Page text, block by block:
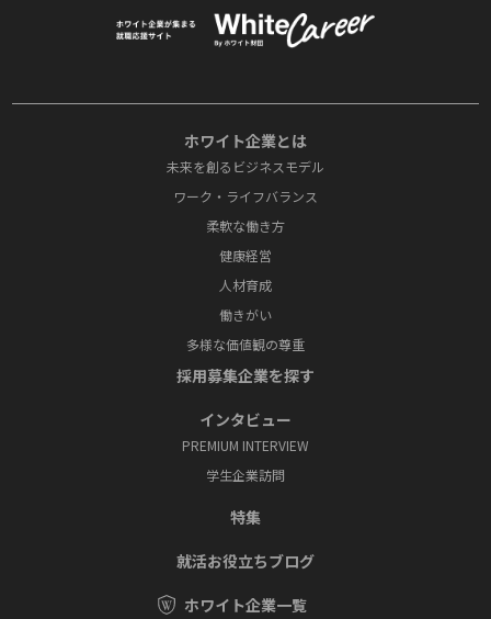
ホワイト企業とは
未来を創るビジネスモデル
ワーク・ライフバランス
柔軟な働き方
健康経営
人材育成
働きがい
多様な価値観の尊重
採⽤募集企業を探す
インタビュー
PREMIUM INTERVIEW
学⽣企業訪問
特集
就活お役⽴ちブログ
ホワイト企業一覧